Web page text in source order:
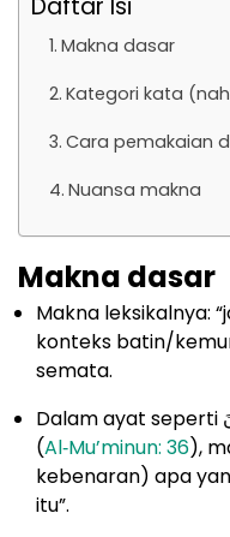
Makna dasar
Kategori kata
Cara pemakaian
Nuansa makna
Makna dasar
Makna leksikalnya:
konteks batin/
semata.
Dalam ayat seperti هَيْهَاتَ هَيْهَاتَ لِمَا تُوعَدُونَ
(Al‑Mu’minun: 36),
kebenaran) apa
itu”.